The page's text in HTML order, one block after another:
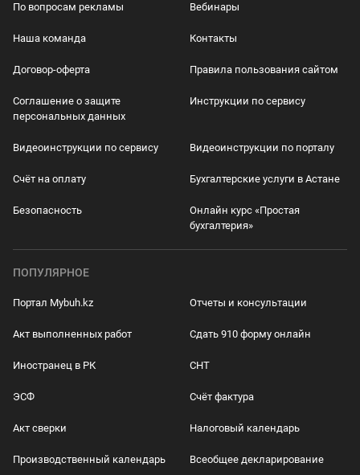
По вопросам рекламы Вебинары
Наша команда Контакты
Договор-оферта Правила пользования сайтом
Соглашение о защите
персональных данных
Инструкции по сервису
Видеоинструкции по сервису Видеоинструкции по порталу
Счёт на оплату Бухгалтерские услуги в Астане
Безопасность
Онлайн курс «Простая
бухгалтерия»
ПОПУЛЯРНОЕ
Портал Mybuh.kz Отчеты и консультации
Акт выполненных работ Сдать 910 форму онлайн
Иностранец в РК СНТ
ЭСФ Счёт фактура
Акт сверки Налоговый календарь
Производственный календарь Всеобщее декларирование